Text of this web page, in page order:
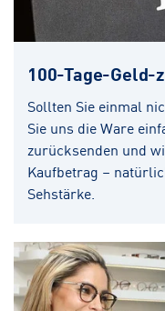
100-Tage-
Sollten Sie einmal
Sie uns die Ware
zurücksenden und
Kaufbetrag –
Sehstärke.